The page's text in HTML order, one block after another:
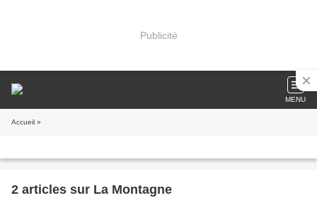
Publicité
MENU
Accueil »
2 articles sur La Montagne